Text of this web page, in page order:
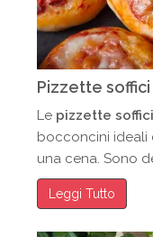
Pizzette soffici
Le pizzette
bocconcini ideali
una cena. Sono
Leggi Tutto